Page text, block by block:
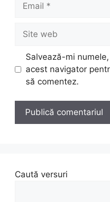
Site
web
Salvează-mi
acest navigator
să comentez.
Caută versuri